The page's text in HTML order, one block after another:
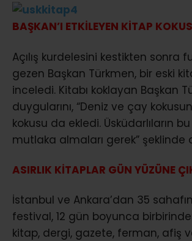
BAŞKAN’I ETKİLEYEN KİTAP
Açılış kurdelesini kestikten sonra
gezen Başkan Türkmen, bir eski
inceledi. Kitabı koklayan Başkan
duygularını, “Deniz ve çay
kokusu da ekledi. Üsküdarlıların
mutlaka almaları gerek” şeklinde
ASIRLIK KİTAPLAR GÜN YÜZÜNE
İstanbul ve Ankara’dan 35 sahafın
festival, 12 gün boyunca
kitap, dergi, gazete, ferman, afiş